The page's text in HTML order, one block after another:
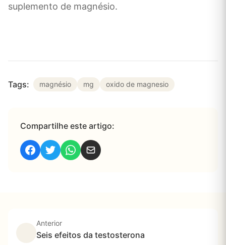
suplemento de magnésio.
Tags: magnésio mg oxido de magnesio
Compartilhe este artigo:
Anterior
Seis efeitos da testosterona